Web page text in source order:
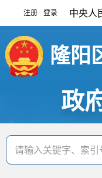
注册 登录 中央人
隆阳
政